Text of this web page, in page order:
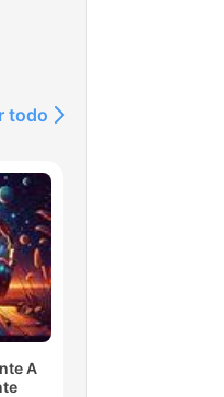
todo
A